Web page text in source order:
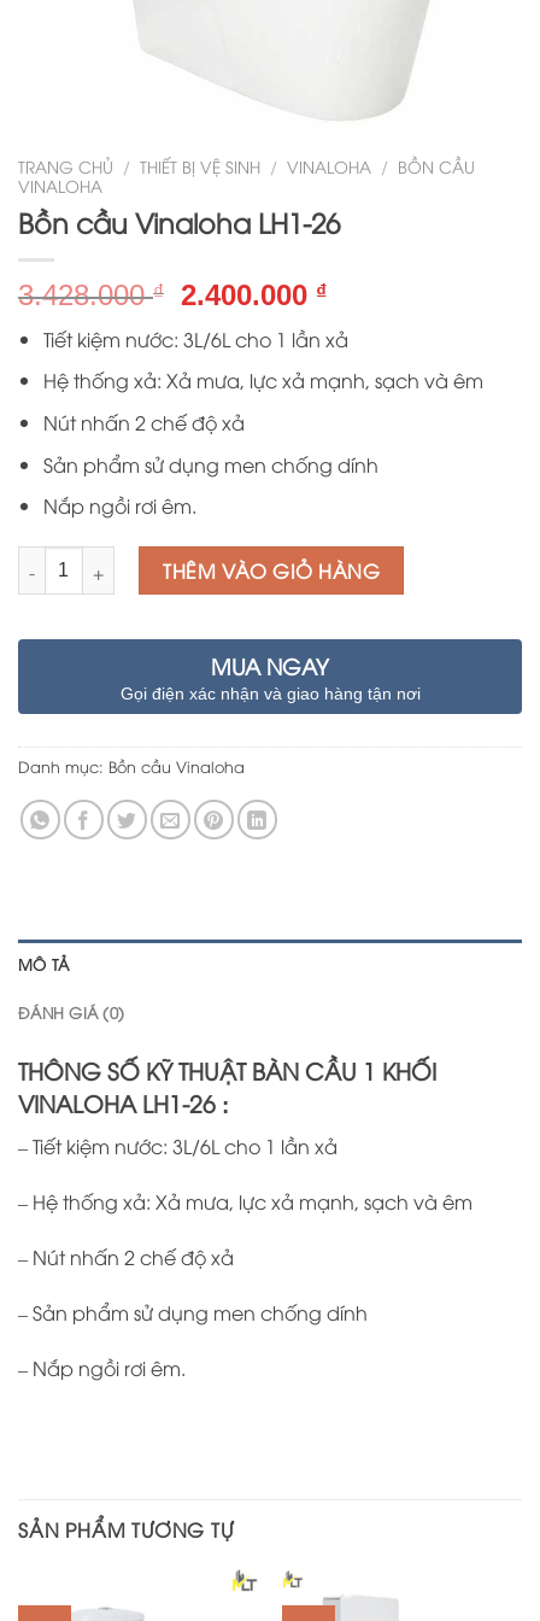
TRANG CHỦ / THIẾT BỊ VỆ SINH / VINALOHA / BỒN CẦU
VINALOHA
Bồn cầu Vinaloha LH1-26
3.428.000₫
Giá
là:
3.428.000 ₫.
2.400.000 ₫Giá
hiện
tại
là:
Tiết kiệm nước: 3L/6L cho 1 lần xả
Hệ thống xả: Xả mưa, lực xả mạnh, sạch và êm
Nút nhấn 2 chế độ xả
Sản phẩm sử dụng men chống dính
Nắp ngồi rơi êm.
Số lượng THÊM VÀO GIỎ HÀNG
MUA NGAY
Gọi điện xác nhận và giao hàng tận nơi
Danh mục: Bồn cầu Vinaloha
MÔ TẢ
ĐÁNH GIÁ (0)
THÔNG SỐ KỸ THUẬT BÀN CẦU 1 KHỐI
VINALOHA LH1-26 :
– Tiết kiệm nước: 3L/6L cho 1 lần xả
– Hệ thống xả: Xả mưa, lực xả mạnh, sạch và êm
– Nút nhấn 2 chế độ xả
– Sản phẩm sử dụng men chống dính
– Nắp ngồi rơi êm.
SẢN PHẨM TƯƠNG TỰ